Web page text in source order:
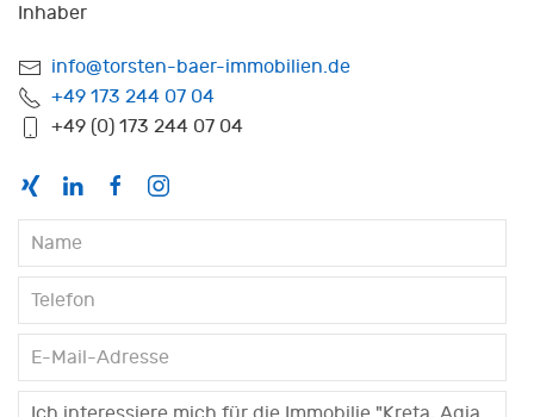
Inhaber
info@torsten-baer-immobilien.de
+49 173 244 07 04
+49 (0) 173 244 07 04